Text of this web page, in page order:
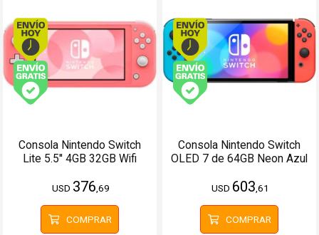
Envío hoy. Comprando antes de 13Hs.
Envío gratis (Ver Envíos y Pagos)
Consola Nintendo Switch
Lite 5.5'' 4GB 32GB Wifi
USD 376 ,69
COMPRAR
Envío hoy.
Consola Nintendo Switch
OLED 7 de 64GB Neon Azul
USD 603 ,61
COMPRAR